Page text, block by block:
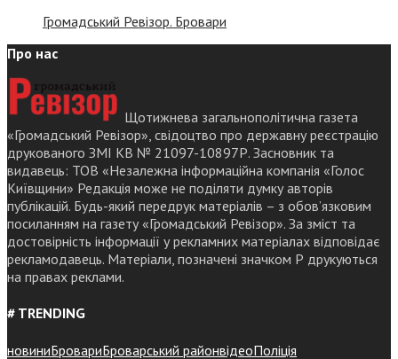
Громадський Ревізор. Бровари
Про нас
Щотижнева загальнополітична газета
«Громадський Ревізор», свідоцтво про державну реєстрацію
друкованого ЗМІ КВ № 21097-10897Р. Засновник та
видавець: ТОВ «Незалежна інформаційна компанія «Голос
Київщини» Редакція може не поділяти думку авторів
публікацій. Будь-який передрук матеріалів – з обов’язковим
посиланням на газету «Громадський Ревізор». За зміст та
достовірність інформації у рекламних матеріалах відповідає
рекламодавець. Матеріали, позначені значком Р друкуються
на правах реклами.
# TRENDING
новиниБровариБроварський районвідеоПоліція